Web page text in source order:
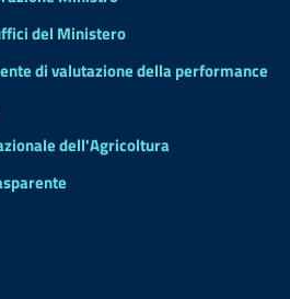
del Ministero
di valutazione della performance
dell'Agricoltura